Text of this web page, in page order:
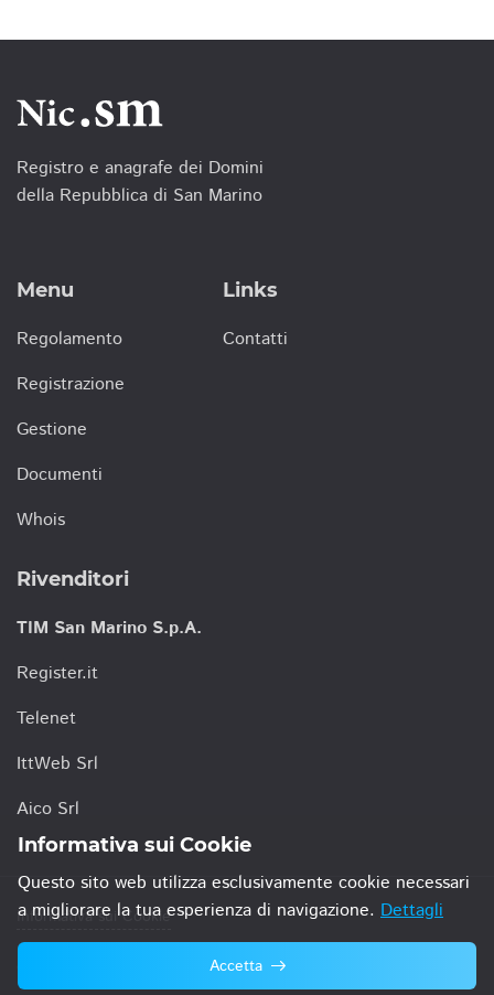
Registro e anagrafe dei Domini
della Repubblica di San Marino
Menu
Regolamento
Registrazione
Gestione
Documenti
Whois
Links
Contatti
Rivenditori
TIM San Marino S.p.A.
Register.it
Telenet
IttWeb Srl
Aico Srl
Informativa sui Cookie
© 2021 TIM San Marino S.p.A.
Informativa sui Cookie
Questo sito web utilizza esclusivamente cookie necessari
a migliorare la tua esperienza di navigazione. Dettagli
Accetta